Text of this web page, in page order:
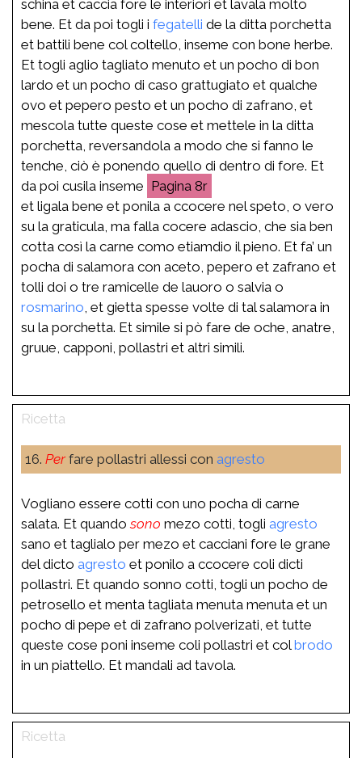
schina et caccia fore le interiori et lavala molto
bene. Et da poi togli i fegatelli de la ditta porchetta
et battili bene col coltello, inseme con bone herbe.
Et togli aglio tagliato menuto et un pocho di bon
lardo et un pocho di caso grattugiato et qualche
ovo et pepero pesto et un pocho di zafrano, et
mescola tutte queste cose et mettele in la ditta
porchetta, reversandola a modo che si fanno le
tenche, ciò è ponendo quello di dentro di fore. Et
da poi cusila inseme
8r
et ligala bene et ponila a ccocere nel speto, o vero
su la graticula, ma falla cocere adascio, che sia ben
cotta così la carne como etiamdio il pieno. Et fa’ un
pocha di salamora con aceto, pepero et zafrano et
tolli doi o tre ramicelle de lauoro o salvia o
rosmarino , et gietta spesse volte di tal salamora in
su la porchetta. Et simile si pò fare de oche, anatre,
gruue, capponi, pollastri et altri simili.
16. Perfare pollastri allessi con agresto
Vogliano essere cotti con uno pocha di carne
salata. Et quandosono mezo cotti, togli agresto
sano et taglialo per mezo et cacciani fore le grane
del dicto agresto et ponilo a ccocere coli dicti
pollastri. Et quando sonno cotti, togli un pocho de
petrosello et menta tagliata menuta menuta et un
pocho di pepe et di zafrano polverizati, et tutte
queste cose poni inseme coli pollastri et colbrodo
in un piattello. Et mandali ad tavola.